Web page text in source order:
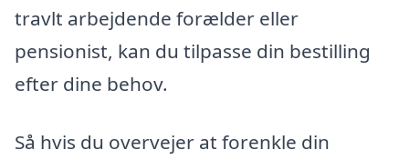
travlt arbejdende forælder eller
pensionist, kan du tilpasse din bestilling
efter dine behov.
Så hvis du overvejer at forenkle din